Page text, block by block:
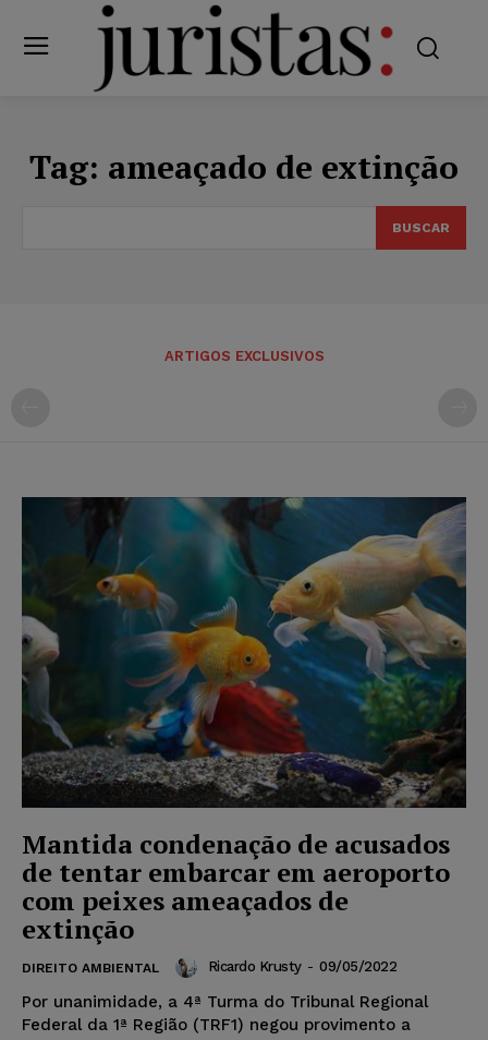
Tag: ameaçado de extinção
BUSCAR
ARTIGOS EXCLUSIVOS
Mantida condenação de acusados
de tentar embarcar em aeroporto
com peixes ameaçados de
extinção
DIREITO AMBIENTAL Ricardo Krusty - 09/05/2022
Por unanimidade, a 4ª Turma do Tribunal Regional
Federal da 1ª Região (TRF1) negou provimento a